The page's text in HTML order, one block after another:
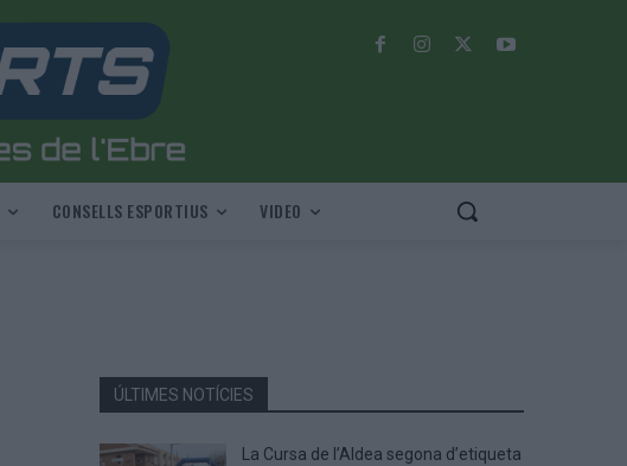
CONSELLS ESPORTIUS VIDEO
ÚLTIMES NOTÍCIES
La Cursa de l’Aldea segona d’etiqueta